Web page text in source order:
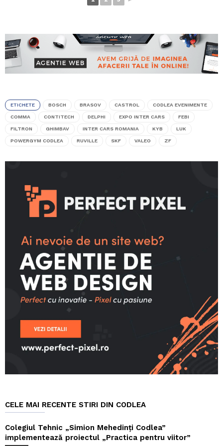
ETICHETE BOSCH BRASOV CASTROL CODLEA EVENIMENTE
COMMA CONTITECH DELPHI EXPO INTER CARS FEBI
FILTRON GHIMBAV INTER CARS ROMANIA KYB LUK
POWERGYM CODLEA RUVILLE SKF VALEO ZF
CELE MAI RECENTE STIRI DIN CODLEA
Colegiul Tehnic „Simion Mehedinți Codlea”
implementează proiectul „Practica pentru viitor”